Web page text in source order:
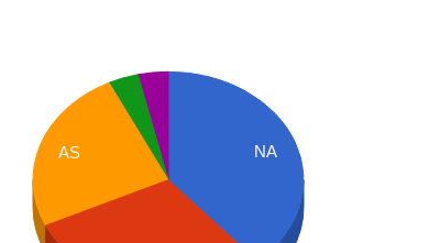
NA
AS